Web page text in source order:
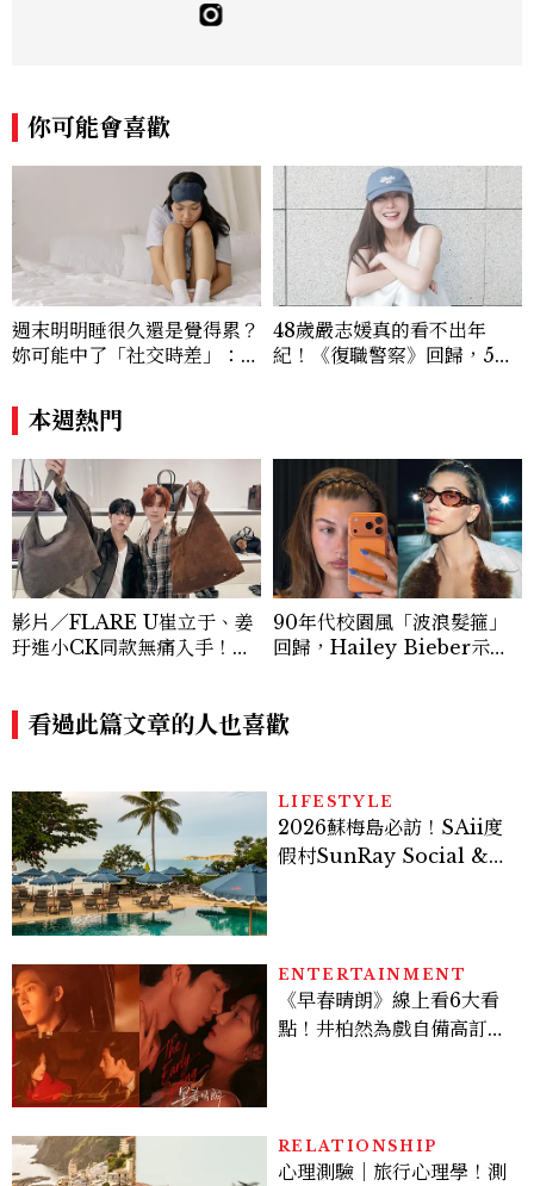
sslee9471@gmail.com
你可能會喜歡
週末明明睡很久還是覺得累？
妳可能中了「社交時差」：睡
回來
48歲嚴志媛真的看不出年
紀！《復職警察》回歸，5個
本週熱門
影片／FLARE U崔立于、姜
玗進小CK同款無痛入手！身
90年代校園風「波浪髮箍」
回歸，Hailey Bieber示範
看過此篇文章的人也喜歡
LIFESTYLE
2026蘇梅島必訪！SAii度
假村SunRay Social &
ENTERTAINMENT
《早春晴朗》線上看6大看
點！井柏然為戲自備高訂，
RELATIONSHIP
心理測驗｜旅行心理學！測